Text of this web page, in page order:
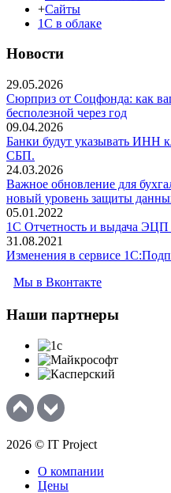
+Сайты
1С в облаке
Новости
29.05.2026
Сюрприз от Соцфонда: как
бесполезной через год
09.04.2026
Банки будут указывать ИНН
СБП.
24.03.2026
Важное обновление для
новый уровень защиты
05.01.2022
1С Отчетность и выдача ЭЦП
31.08.2021
Изменения в сервисе
Мы в Вконтакте
Наши партнеры
2026 © IT Project
О компании
Цены